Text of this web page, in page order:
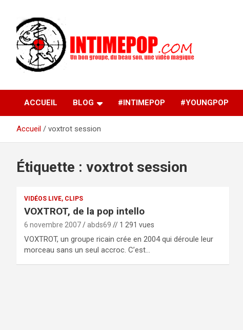
contenu
intimepop.com
musiques actuelles pop rock, post-rock, indé sur Lyon. rock pop
concert lyon
ACCUEIL BLOG #INTIMEPOP #YOUNGPOP
Accueil voxtrot session
Étiquette : voxtrot session
VIDÉOS LIVE, CLIPS
VOXTROT, de la pop intello
6 novembre 2007 abds69 // 1 291 vues
VOXTROT, un groupe ricain crée en 2004 qui déroule leur
morceau sans un seul accroc. C’est…